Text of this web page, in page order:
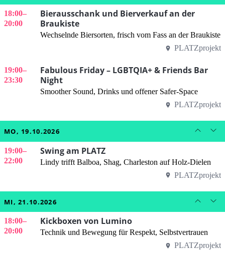
18:00–
20:00
Bierausschank und Bierverkauf an der
Braukiste
Wechselnde Biersorten, frisch vom Fass an der Braukiste
PLATZprojekt
19:00–
23:30
Fabulous Friday – LGBTQIA+ & Friends Bar
Night
Smoother Sound, Drinks und offener Safer-Space
PLATZprojekt
MO, 19.10.2026
19:00–
22:00
Swing am PLATZ
Lindy trifft Balboa, Shag, Charleston auf Holz-Dielen
PLATZprojekt
MI, 21.10.2026
18:00–
20:00
Kickboxen von Lumino
Technik und Bewegung für Respekt, Selbstvertrauen
PLATZprojekt